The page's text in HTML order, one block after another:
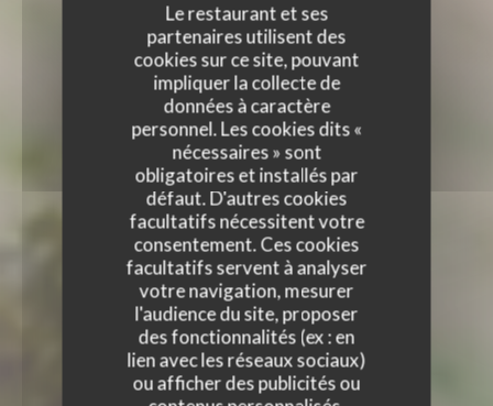
Le restaurant et ses
partenaires utilisent des
cookies sur ce site, pouvant
impliquer la collecte de
données à caractère
personnel. Les cookies dits «
nécessaires » sont
obligatoires et installés par
défaut. D'autres cookies
facultatifs nécessitent votre
consentement. Ces cookies
facultatifs servent à analyser
votre navigation, mesurer
l'audience du site, proposer
des fonctionnalités (ex : en
lien avec les réseaux sociaux)
ou afficher des publicités ou